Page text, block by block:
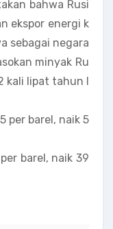
bahwa Rusi
ekspor energi k
sebagai negara
minyak Ru
kali lipat tahun l
per barel, naik 5
barel, naik 39